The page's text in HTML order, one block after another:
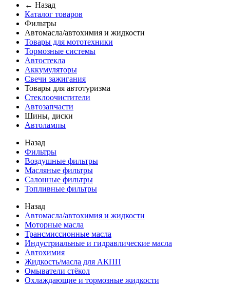
← Назад
Каталог товаров
Фильтры
Автомасла/автохимия и жидкости
Товары для мототехники
Тормозные системы
Автостекла
Аккумуляторы
Свечи зажигания
Товары для автотуризма
Стеклоочистители
Автозапчасти
Шины, диски
Автолампы
Назад
Фильтры
Воздушные фильтры
Масляные фильтры
Салонные фильтры
Топливные фильтры
Назад
Автомасла/автохимия и жидкости
Моторные масла
Трансмиссионные масла
Индустриальные и гидравлические масла
Автохимия
Жидкость/масла для АКПП
Омыватели стёкол
Охлаждающие и тормозные жидкости